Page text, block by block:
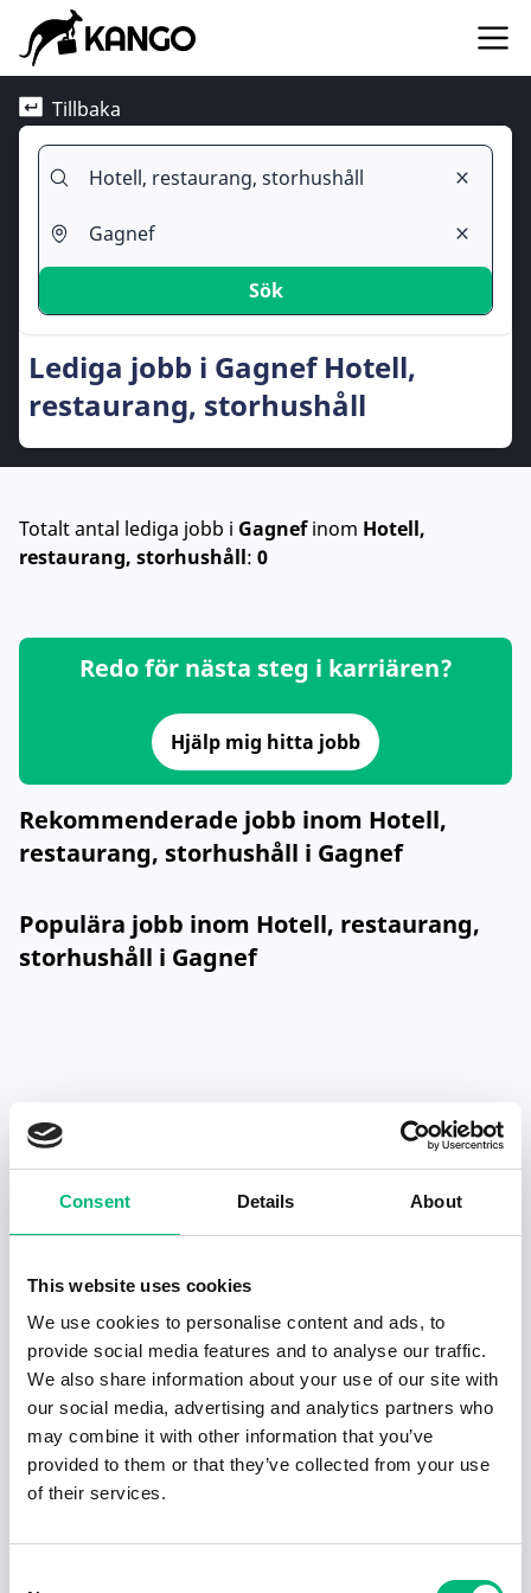
Consent Details About
This website uses cookies
We use cookies to personalise content and ads, to
provide social media features and to analyse our traffic.
We also share information about your use of our site with
our social media, advertising and analytics partners who
may combine it with other information that you’ve
provided to them or that they’ve collected from your use
of their services.
Tillbaka
Sök
Lediga jobb i Gagnef Hotell,
restaurang, storhushåll
Totalt antal lediga jobb i Gagnefinom Hotell,
restaurang, storhushåll: 0
Redo för nästa steg i karriären?
Hjälp mig hitta jobb
Rekommenderade jobb inom Hotell,
restaurang, storhushåll i Gagnef
Populära jobb inom Hotell, restaurang,
storhushåll i Gagnef
Senaste publiceringarna i Jobbnytt
Visa fler artiklar